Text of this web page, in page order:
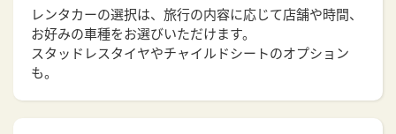
レンタカーの選択は、旅行の内容に応じて店舗や時間、
お好みの車種をお選びいただけます。
スタッドレスタイヤやチャイルドシートのオプション
も。